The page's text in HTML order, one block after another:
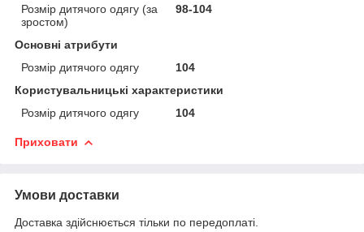
Розмір дитячого одягу (за
зростом)
98-104
Основні атрибути
Розмір дитячого одягу
104
Користувальницькі характеристики
Розмір дитячого одягу
104
Приховати
Умови доставки
Доставка здійснюється тільки по передоплаті.